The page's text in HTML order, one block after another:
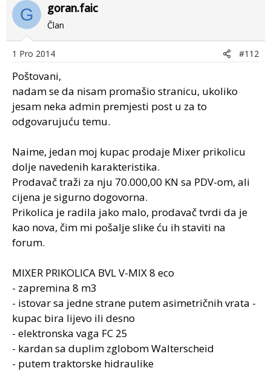
G goran.faic
Član
1 Pro 2014 #112
Poštovani,
nadam se da nisam promašio stranicu, ukoliko
jesam neka admin premjesti post u za to
odgovarujuću temu.
Naime, jedan moj kupac prodaje Mixer prikolicu
dolje navedenih karakteristika.
Prodavač traži za nju 70.000,00 KN sa PDV-om, ali
cijena je sigurno dogovorna.
Prikolica je radila jako malo, prodavač tvrdi da je
kao nova, čim mi pošalje slike ću ih staviti na
forum.
MIXER PRIKOLICA BVL V-MIX 8 eco
- zapremina 8 m3
- istovar sa jedne strane putem asimetričnih vrata -
kupac bira lijevo ili desno
- elektronska vaga FC 25
- kardan sa duplim zglobom Walterscheid
- putem traktorske hidraulike